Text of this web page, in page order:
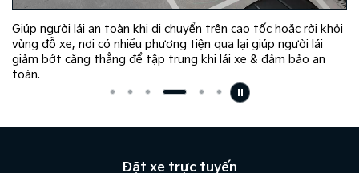
Giúp người lái an toàn khi di chuyển trên cao tốc hoặc rời khỏi
vùng đỗ xe, nơi có nhiều phương tiện qua lại giúp người lái
giảm bớt căng thẳng để tập trung khi lái xe & đảm bảo an
toàn.
Đặt xe trực tuyến